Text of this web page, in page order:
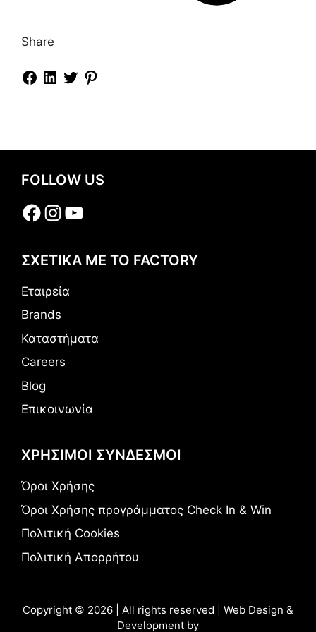
Share
FOLLOW US
Facebook
Instagram
YouTube
ΣΧΕΤΙΚΑ ΜΕ ΤΟ FACTORY
Εταιρεία
Brands
Καταστήματα
Careers
Blog
Επικοινωνία
ΧΡΗΣΙΜΟΙ ΣΥΝΔΕΣΜΟΙ
Όροι Χρήσης
Όροι Χρήσης προγράμματος Check In & Win
Πολιτική Cookies
Πολιτική Απορρήτου
Copyright © 2026 | All rights reserved | Web Design &
Development by